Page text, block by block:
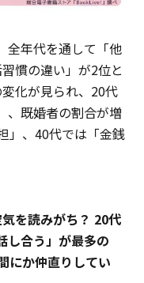
全年代を通して「他
慣の違い」が2位と
化が見られ、20代
、既婚者の割合が増
」、40代では「金銭
を読みがち？ 20代
し合う」が最多の
にか仲直りしてい